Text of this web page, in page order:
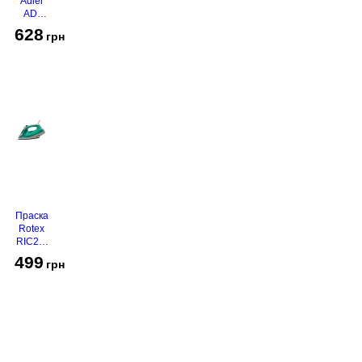
AD-
628 грн
Праска
Rotex
RIC21-
Super
499 грн